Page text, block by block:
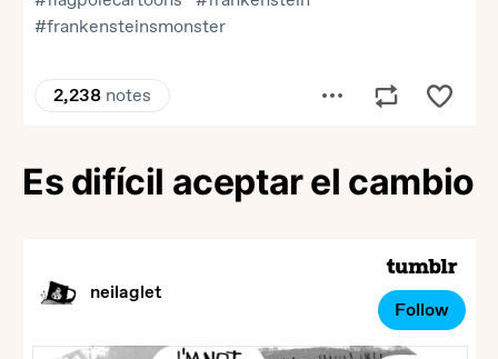
Es difícil aceptar el cambio